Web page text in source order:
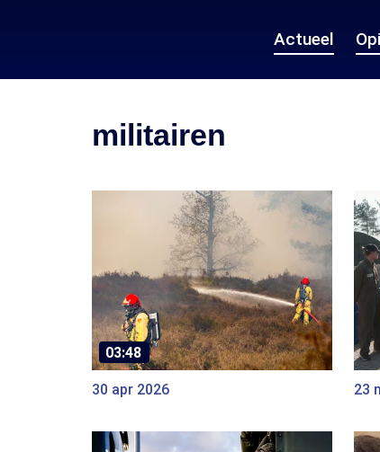
Actueel
militairen
03:48
30 apr 2026 23